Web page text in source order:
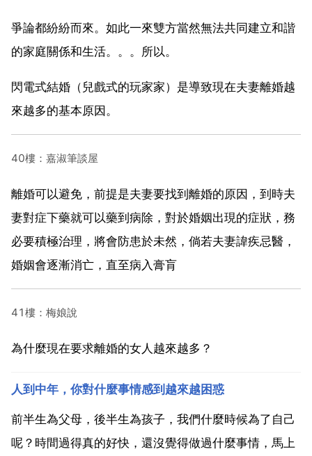
爭論都紛紛而來。如此一來雙方當然無法共同建立和諧
的家庭關係和生活。。。所以。
閃電式結婚（兒戲式的玩家家）是導致現在夫妻離婚越
來越多的基本原因。
40樓：嘉淑筆談屋
離婚可以避免，前提是夫妻要找到離婚的原因，到時夫
妻對症下藥就可以藥到病除，對於婚姻出現的症狀，務
必要積極治理，將會防患於未然，倘若夫妻諱疾忌醫，
婚姻會逐漸消亡，直至病入膏肓
41樓：梅娘說
為什麼現在要求離婚的女人越來越多？
人到中年，你對什麼事情感到越來越困惑
前半生為父母，後半生為孩子，我們什麼時候為了自己
呢？時間過得真的好快，還沒覺得做過什麼事情，馬上